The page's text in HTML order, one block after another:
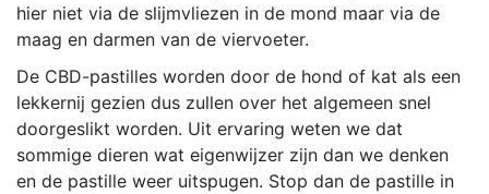
hier niet via de slijmvliezen in de mond maar via de
maag en darmen van de viervoeter.
De CBD-pastilles worden door de hond of kat als een
lekkernij gezien dus zullen over het algemeen snel
doorgeslikt worden. Uit ervaring weten we dat
sommige dieren wat eigenwijzer zijn dan we denken
en de pastille weer uitspugen. Stop dan de pastille in